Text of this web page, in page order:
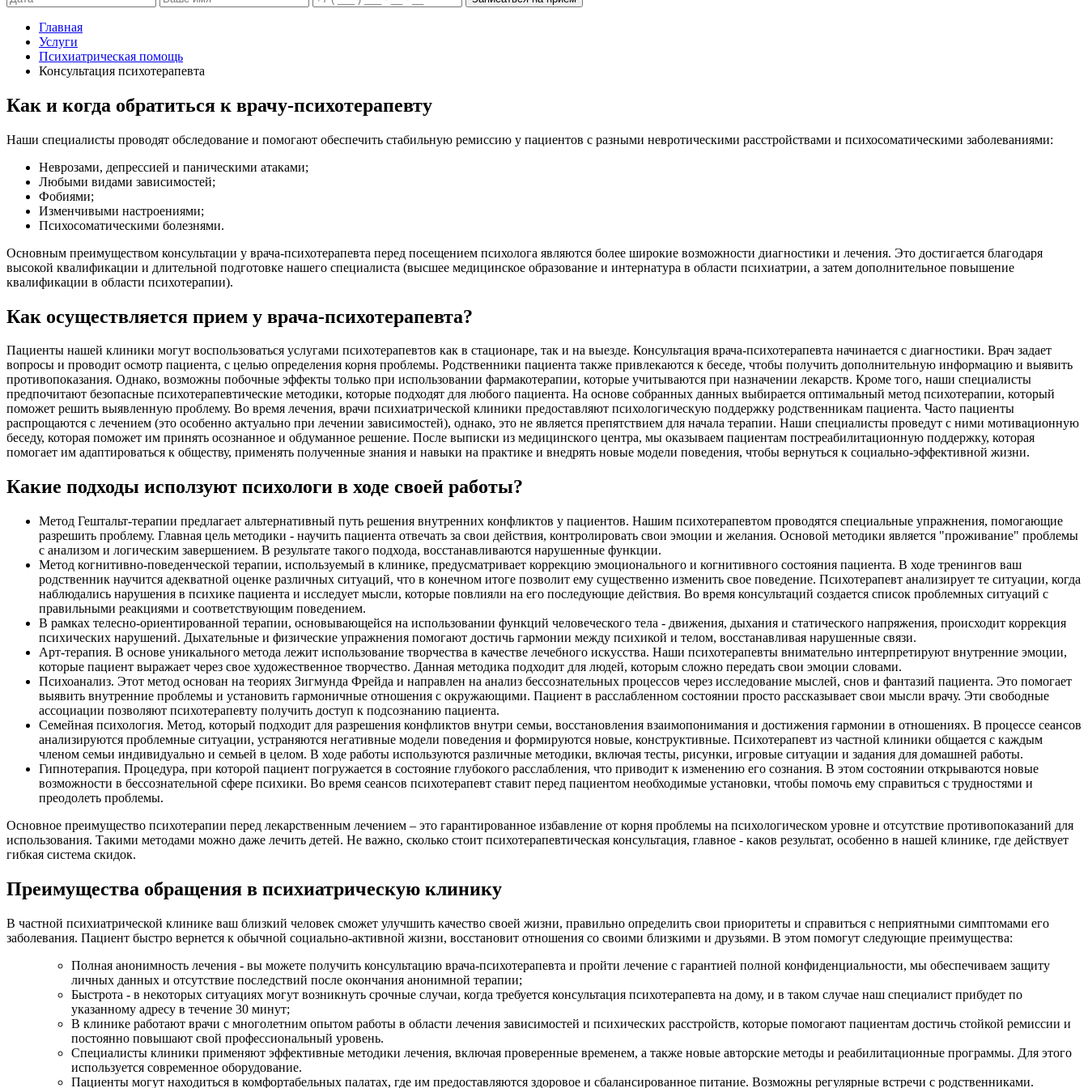
Главная
Услуги
Психиатрическая помощь
Консультация психотерапевта
Как и когда обратиться к врачу-психотерапевту
Наши специалисты проводят обследование и помогают обеспечить стабильную ремиссию у пациентов с разными невротическими расстройствами и психосоматическими заболеваниями:
Неврозами, депрессией и паническими атаками;
Любыми видами зависимостей;
Фобиями;
Изменчивыми настроениями;
Психосоматическими болезнями.
Основным преимуществом консультации у врача-психотерапевта перед посещением психолога являются более широкие возможности диагностики и лечения. Это достигается благодаря
высокой квалификации и длительной подготовке нашего специалиста (высшее медицинское образование и интернатура в области психиатрии, а затем дополнительное повышение
квалификации в области психотерапии).
Как осуществляется прием у врача-психотерапевта?
Пациенты нашей клиники могут воспользоваться услугами психотерапевтов как в стационаре, так и на выезде. Консультация врача-психотерапевта начинается с диагностики. Врач задает
вопросы и проводит осмотр пациента, с целью определения корня проблемы. Родственники пациента также привлекаются к беседе, чтобы получить дополнительную информацию и выявить
противопоказания. Однако, возможны побочные эффекты только при использовании фармакотерапии, которые учитываются при назначении лекарств. Кроме того, наши специалисты
предпочитают безопасные психотерапевтические методики, которые подходят для любого пациента. На основе собранных данных выбирается оптимальный метод психотерапии, который
поможет решить выявленную проблему. Во время лечения, врачи психиатрической клиники предоставляют психологическую поддержку родственникам пациента. Часто пациенты
распрощаются с лечением (это особенно актуально при лечении зависимостей), однако, это не является препятствием для начала терапии. Наши специалисты проведут с ними мотивационную
беседу, которая поможет им принять осознанное и обдуманное решение. После выписки из медицинского центра, мы оказываем пациентам постреабилитационную поддержку, которая
помогает им адаптироваться к обществу, применять полученные знания и навыки на практике и внедрять новые модели поведения, чтобы вернуться к социально-эффективной жизни.
Какие подходы исползуют психологи в ходе своей работы?
Метод Гештальт-терапии предлагает альтернативный путь решения внутренних конфликтов у пациентов. Нашим психотерапевтом проводятся специальные упражнения, помогающие
разрешить проблему. Главная цель методики - научить пациента отвечать за свои действия, контролировать свои эмоции и желания. Основой методики является "проживание" проблемы
с анализом и логическим завершением. В результате такого подхода, восстанавливаются нарушенные функции.
Метод когнитивно-поведенческой терапии, используемый в клинике, предусматривает коррекцию эмоционального и когнитивного состояния пациента. В ходе тренингов ваш
родственник научится адекватной оценке различных ситуаций, что в конечном итоге позволит ему существенно изменить свое поведение. Психотерапевт анализирует те ситуации, когда
наблюдались нарушения в психике пациента и исследует мысли, которые повлияли на его последующие действия. Во время консультаций создается список проблемных ситуаций с
правильными реакциями и соответствующим поведением.
В рамках телесно-ориентированной терапии, основывающейся на использовании функций человеческого тела - движения, дыхания и статического напряжения, происходит коррекция
психических нарушений. Дыхательные и физические упражнения помогают достичь гармонии между психикой и телом, восстанавливая нарушенные связи.
Арт-терапия. В основе уникального метода лежит использование творчества в качестве лечебного искусства. Наши психотерапевты внимательно интерпретируют внутренние эмоции,
которые пациент выражает через свое художественное творчество. Данная методика подходит для людей, которым сложно передать свои эмоции словами.
Психоанализ. Этот метод основан на теориях Зигмунда Фрейда и направлен на анализ бессознательных процессов через исследование мыслей, снов и фантазий пациента. Это помогает
выявить внутренние проблемы и установить гармоничные отношения с окружающими. Пациент в расслабленном состоянии просто рассказывает свои мысли врачу. Эти свободные
ассоциации позволяют психотерапевту получить доступ к подсознанию пациента.
Семейная психология. Метод, который подходит для разрешения конфликтов внутри семьи, восстановления взаимопонимания и достижения гармонии в отношениях. В процессе сеансов
анализируются проблемные ситуации, устраняются негативные модели поведения и формируются новые, конструктивные. Психотерапевт из частной клиники общается с каждым
членом семьи индивидуально и семьей в целом. В ходе работы используются различные методики, включая тесты, рисунки, игровые ситуации и задания для домашней работы.
Гипнотерапия. Процедура, при которой пациент погружается в состояние глубокого расслабления, что приводит к изменению его сознания. В этом состоянии открываются новые
возможности в бессознательной сфере психики. Во время сеансов психотерапевт ставит перед пациентом необходимые установки, чтобы помочь ему справиться с трудностями и
преодолеть проблемы.
Основное преимущество психотерапии перед лекарственным лечением – это гарантированное избавление от корня проблемы на психологическом уровне и отсутствие противопоказаний для
использования. Такими методами можно даже лечить детей. Не важно, сколько стоит психотерапевтическая консультация, главное - каков результат, особенно в нашей клинике, где действует
гибкая система скидок.
Преимущества обращения в психиатрическую клинику
В частной психиатрической клинике ваш близкий человек сможет улучшить качество своей жизни, правильно определить свои приоритеты и справиться с неприятными симптомами его
заболевания. Пациент быстро вернется к обычной социально-активной жизни, восстановит отношения со своими близкими и друзьями. В этом помогут следующие преимущества:
Полная анонимность лечения - вы можете получить консультацию врача-психотерапевта и пройти лечение с гарантией полной конфиденциальности, мы обеспечиваем защиту
личных данных и отсутствие последствий после окончания анонимной терапии;
Быстрота - в некоторых ситуациях могут возникнуть срочные случаи, когда требуется консультация психотерапевта на дому, и в таком случае наш специалист прибудет по
указанному адресу в течение 30 минут;
В клинике работают врачи с многолетним опытом работы в области лечения зависимостей и психических расстройств, которые помогают пациентам достичь стойкой ремиссии и
постоянно повышают свой профессиональный уровень.
Специалисты клиники применяют эффективные методики лечения, включая проверенные временем, а также новые авторские методы и реабилитационные программы. Для этого
используется современное оборудование.
Пациенты могут находиться в комфортабельных палатах, где им предоставляются здоровое и сбалансированное питание. Возможны регулярные встречи с родственниками.